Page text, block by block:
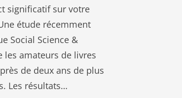
significatif sur votre
étude récemment
Social Science &
les amateurs de livres
de deux ans de plus
Les résultats…